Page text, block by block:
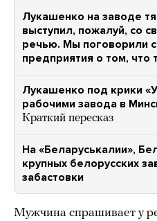
Лукашенко на заводе
выступил, пожалуй, со
речью. Мы поговорили
предприятия о том, что
Лукашенко под крики
рабочими завода в
Краткий пересказ
На «Беларуськалии»,
крупных белорусских
забастовки
Мужчина спрашивает у